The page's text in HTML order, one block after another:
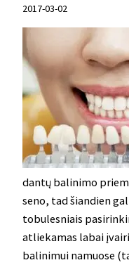
2017-03-02
dantų balinimo
seno, tad šiandien
tobulesniais
atliekamas labai
balinimui namuose